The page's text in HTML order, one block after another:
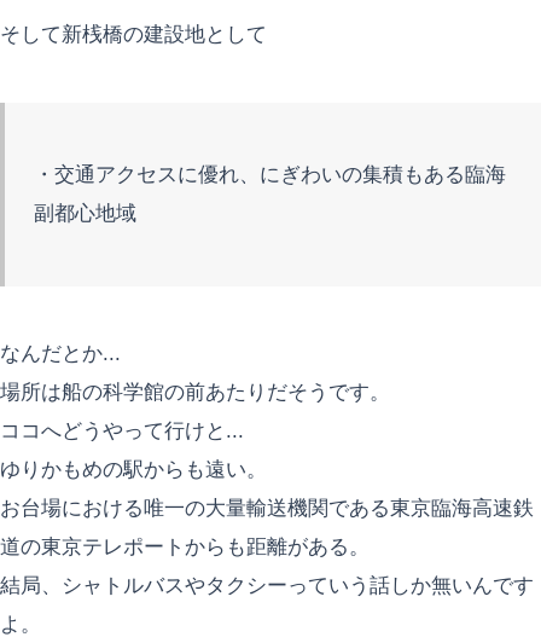
そして新桟橋の建設地として
・交通アクセスに優れ、にぎわいの集積もある臨海
副都心地域
なんだとか...
場所は船の科学館の前あたりだそうです。
ココへどうやって行けと...
ゆりかもめの駅からも遠い。
お台場における唯一の大量輸送機関である東京臨海高速鉄
道の東京テレポートからも距離がある。
結局、シャトルバスやタクシーっていう話しか無いんです
よ。